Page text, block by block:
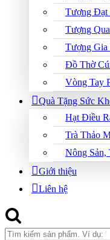
Tượng Đạt
Tượng
Tượng Gia
Đồ Thờ
Vòng Tay
Quà Tặng Sức
Hạt Điều
Trà Thảo
Nông Sản,
Giới thiệu
Liên hệ
Search